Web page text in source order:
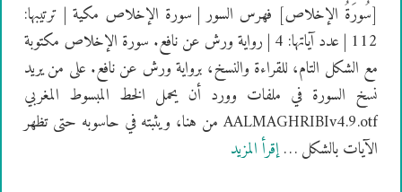
[سُورَةُ الإخلاص] فهرس السور | سورة الإخلاص مكية | ترتيبها:
112 | عدد آياتها: 4 | رواية ورش عن نافع. سورة الإخلاص مكتوبة
مع الشكل التام، للقراءة والنسخ، برواية ورش عن نافع. على من يريد
نسخ السورة في ملفات وورد أن يحمل الخط المبسوط المغربي
AALMAGHRIBIv4.9.otf من هنا، ويثبته في حاسوبه حتى تظهر
الآيات بالشكل …إقرأ المزيد